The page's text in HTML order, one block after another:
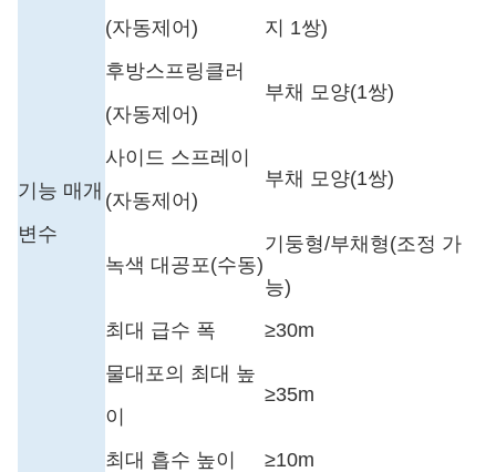
기능 매개
변수
(자동제어)
지 1쌍)
후방스프링클러
(자동제어)
부채 모양(1쌍)
사이드 스프레이
(자동제어)
부채 모양(1쌍)
녹색 대공포(수동)
기둥형/부채형(조정 가
능)
최대 급수 폭
≥30m
물대포의 최대 높
이
≥35m
최대 흡수 높이 ≥10m